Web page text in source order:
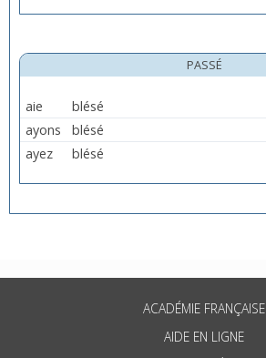
PASSÉ
aie
blésé
ayons
blésé
ayez
blésé
ACADÉMIE FRANÇAISE
AIDE EN LIGNE